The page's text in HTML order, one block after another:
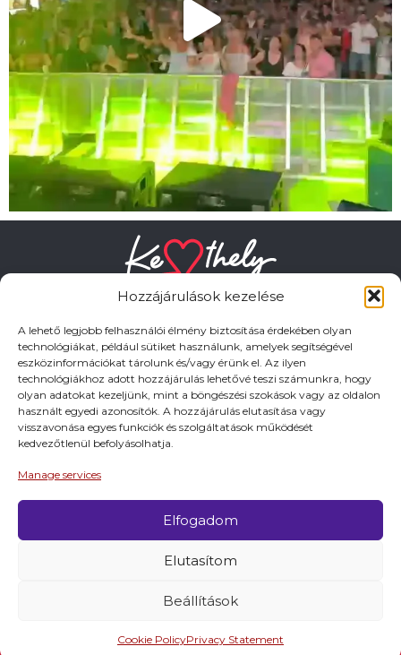
Hozzájárulások kezelése
A lehető legjobb felhasználói élmény biztosítása érdekében olyan
technológiákat, például sütiket használunk, amelyek segítségével
eszközinformációkat tárolunk és/vagy érünk el. Az ilyen
technológiákhoz adott hozzájárulás lehetővé teszi számunkra, hogy
olyan adatokat kezeljünk, mint a böngészési szokások vagy az oldalon
használt egyedi azonosítók. A hozzájárulás elutasítása vagy
visszavonása egyes funkciók és szolgáltatások működését
kedvezőtlenül befolyásolhatja.
Manage services
Elfogadom
Elutasítom
Beállítások
Cookie PolicyPrivacy Statement
HASZNOS LINKEK
Adatkezelési tájékoztató
Impresszum
© 2026 Minden jog fentartva.
A keszthely.hu KIADÓJA KESZTHELY VÁROS
Programok